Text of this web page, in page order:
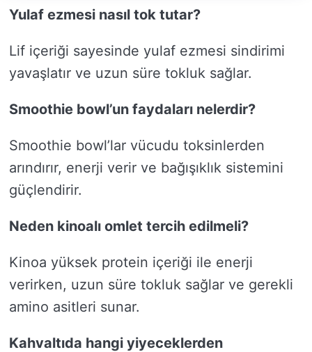
Yulaf ezmesi nasıl tok tutar?
Lif içeriği sayesinde yulaf ezmesi sindirimi
yavaşlatır ve uzun süre tokluk sağlar.
Smoothie bowl’un faydaları nelerdir?
Smoothie bowl’lar vücudu toksinlerden
arındırır, enerji verir ve bağışıklık sistemini
güçlendirir.
Neden kinoalı omlet tercih edilmeli?
Kinoa yüksek protein içeriği ile enerji
verirken, uzun süre tokluk sağlar ve gerekli
amino asitleri sunar.
Kahvaltıda hangi yiyeceklerden